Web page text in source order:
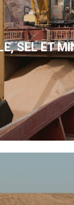
SEL ET